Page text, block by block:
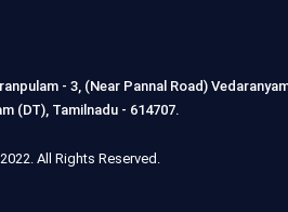
- 3, (Near Pannal Road)
(DT), Tamilnadu - 614707.
All Rights Reserved.